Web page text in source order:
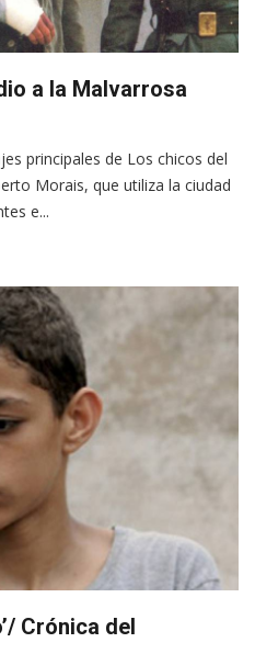
a la Malvarrosa
principales de Los chicos del
Morais, que utiliza la ciudad
e...
Crónica del